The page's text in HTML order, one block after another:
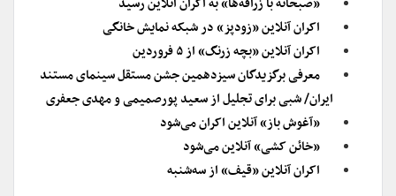
اکران آنلاین «زودپز» در شبکه نمایش خانگی
اکران آنلاین «بچه زرنگ» از ۵ فروردین
معرفی برگزیدگان سیزدهمین جشن مستقل سینمای مستند
ایران/ شبی برای تجلیل از سعید پورصمیمی و مهدی جعفری
«آغوش باز» آنلاین اکران می‌شود
«خائن کشی» آنلاین می‌شود
اکران آنلاین «قیف» از سه‌شنبه